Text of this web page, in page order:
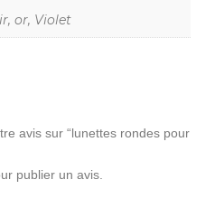
or, Violet
avis sur “lunettes rondes pour
publier un avis.